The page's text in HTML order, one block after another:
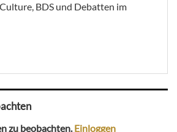
BDS und Debatten im
zu beobachten.Einloggen